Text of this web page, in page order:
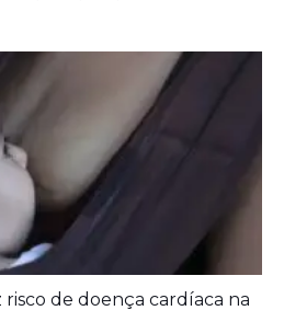
de doença cardíaca na